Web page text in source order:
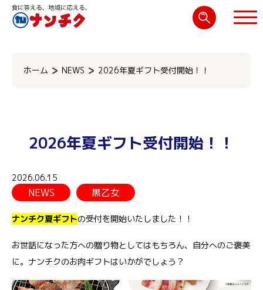
ホーム NEWS 2026年夏ギフト受付開始！！
2026年夏ギフト受付開始！！
2026.06.15
NEWS 黒乙女
ナンチク夏ギフトの受付を開始いたしました！！
お世話になった方への贈り物としてはもちろん、自分へのご褒美
に。ナンチクのお肉ギフトはいかがでしょう？